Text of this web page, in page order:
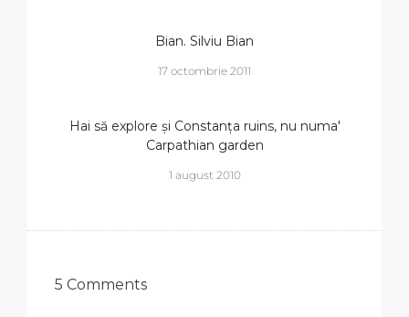
Bian. Silviu Bian
17 octombrie 2011
Hai să explore și Constanța ruins, nu numa'
Carpathian garden
1 august 2010
5 Comments